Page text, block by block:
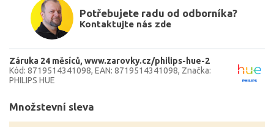
Potřebujete radu od odborníka?
Kontaktujte nás zde
Záruka 24 měsíců www.zarovky.cz/philips-hue-2
Kód: 8719514341098 EAN: 8719514341098 Značka:
PHILIPS HUE
Množstevní sleva